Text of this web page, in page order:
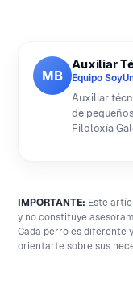
MB
Auxiliar
Equipo
Auxiliar
de
Filoloxía
IMPORTANTE: Este
y no constituye
Cada perro es diferente
orientarte sobre sus